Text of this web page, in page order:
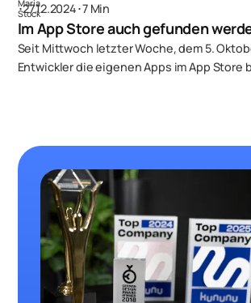
･27.12.2024･7 Min
Im App Store auch gefunden
Seit Mittwoch letzter Woche, dem 5.
Entwickler die eigenen Apps im App Store